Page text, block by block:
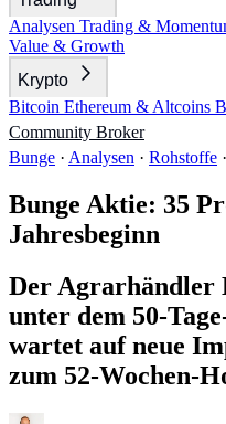
Analysen Trading &
Value & Growth
Krypto
Bitcoin Ethereum & Altcoins
Community Broker
Bunge · Analysen · Rohstoffe ·
Bunge Aktie: 35
Jahresbeginn
Der Agrarhändler
unter dem 50-
wartet auf neue
zum 52-Wochen-